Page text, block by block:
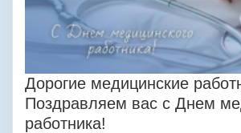
Дорогие медицинские
Поздравляем вас с Днем
работника!